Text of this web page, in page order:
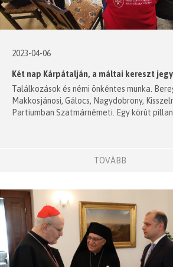
2023-04-06
Két nap Kárpátalján, a máltai kereszt
Találkozások és némi önkéntes munka.
Makkosjánosi, Gálocs, Nagydobrony,
Partiumban Szatmárnémeti. Egy körút
TOVÁBB